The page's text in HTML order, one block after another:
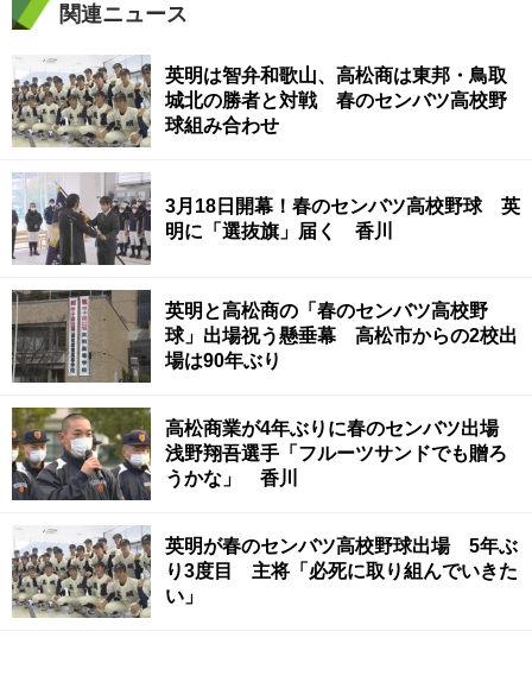
関連ニュース
英明は智弁和歌山、高松商は東邦・鳥取
城北の勝者と対戦 春のセンバツ高校野
球組み合わせ
3月18日開幕！春のセンバツ高校野球 英
明に「選抜旗」届く 香川
英明と高松商の「春のセンバツ高校野
球」出場祝う懸垂幕 高松市からの2校出
場は90年ぶり
高松商業が4年ぶりに春のセンバツ出場
浅野翔吾選手「フルーツサンドでも贈ろ
うかな」 香川
英明が春のセンバツ高校野球出場 5年ぶ
り3度目 主将「必死に取り組んでいきた
い」